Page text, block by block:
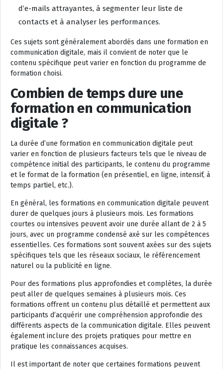
d’e-mails attrayantes, à segmenter leur liste de
contacts et à analyser les performances.
Ces sujets sont généralement abordés dans une formation en
communication digitale, mais il convient de noter que le
contenu spécifique peut varier en fonction du programme de
formation choisi.
Combien de temps dure une
formation en communication
digitale ?
La durée d’une formation en communication digitale peut
varier en fonction de plusieurs facteurs tels que le niveau de
compétence initial des participants, le contenu du programme
et le format de la formation (en présentiel, en ligne, intensif, à
temps partiel, etc.).
En général, les formations en communication digitale peuvent
durer de quelques jours à plusieurs mois. Les formations
courtes ou intensives peuvent avoir une durée allant de 2 à 5
jours, avec un programme condensé axé sur les compétences
essentielles. Ces formations sont souvent axées sur des sujets
spécifiques tels que les réseaux sociaux, le référencement
naturel ou la publicité en ligne.
Pour des formations plus approfondies et complètes, la durée
peut aller de quelques semaines à plusieurs mois. Ces
formations offrent un contenu plus détaillé et permettent aux
participants d’acquérir une compréhension approfondie des
différents aspects de la communication digitale. Elles peuvent
également inclure des projets pratiques pour mettre en
pratique les connaissances acquises.
Il est important de noter que certaines formations peuvent